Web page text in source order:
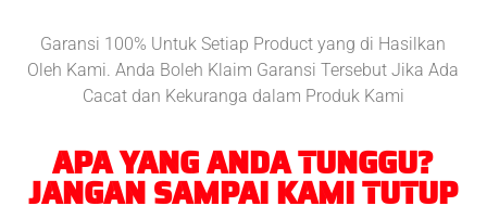
Garansi 100% Untuk Setiap Product yang di Hasilkan
Oleh Kami. Anda Boleh Klaim Garansi Tersebut Jika Ada
Cacat dan Kekuranga dalam Produk Kami
APA YANG ANDA TUNGGU?
JANGAN SAMPAI KAMI TUTUP